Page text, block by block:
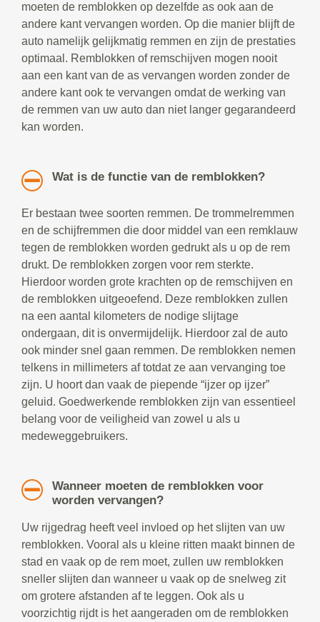
moeten de remblokken op dezelfde as ook aan de
andere kant vervangen worden. Op die manier blijft de
auto namelijk gelijkmatig remmen en zijn de prestaties
optimaal. Remblokken of remschijven mogen nooit
aan een kant van de as vervangen worden zonder de
andere kant ook te vervangen omdat de werking van
de remmen van uw auto dan niet langer gegarandeerd
kan worden.
Wat is de functie van de remblokken?
Er bestaan twee soorten remmen. De trommelremmen
en de schijfremmen die door middel van een remklauw
tegen de remblokken worden gedrukt als u op de rem
drukt. De remblokken zorgen voor rem sterkte.
Hierdoor worden grote krachten op de remschijven en
de remblokken uitgeoefend. Deze remblokken zullen
na een aantal kilometers de nodige slijtage
ondergaan, dit is onvermijdelijk. Hierdoor zal de auto
ook minder snel gaan remmen. De remblokken nemen
telkens in millimeters af totdat ze aan vervanging toe
zijn. U hoort dan vaak de piepende “ijzer op ijzer”
geluid. Goedwerkende remblokken zijn van essentieel
belang voor de veiligheid van zowel u als u
medeweggebruikers.
Wanneer moeten de remblokken voor
worden vervangen?
Uw rijgedrag heeft veel invloed op het slijten van uw
remblokken. Vooral als u kleine ritten maakt binnen de
stad en vaak op de rem moet, zullen uw remblokken
sneller slijten dan wanneer u vaak op de snelweg zit
om grotere afstanden af te leggen. Ook als u
voorzichtig rijdt is het aangeraden om de remblokken